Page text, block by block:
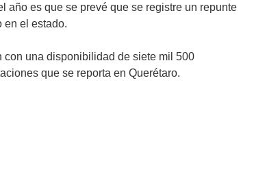
año es que se prevé que se registre un repunte
en el estado.
una disponibilidad de siete mil 500
que se reporta en Querétaro.